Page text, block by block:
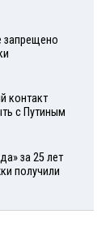
запрещено
контакт
с Путиным
за 25 лет
получили